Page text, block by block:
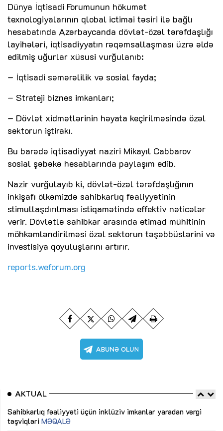
Dünya İqtisadi Forumunun hökumət
texnologiyalarının qlobal ictimai təsiri ilə bağlı
hesabatında Azərbaycanda dövlət-özəl tərəfdaşlığı
layihələri, iqtisadiyyatın rəqəmsallaşması üzrə əldə
edilmiş uğurlar xüsusi vurğulanıb:
– İqtisadi səmərəlilik və sosial fayda;
– Strateji biznes imkanları;
– Dövlət xidmətlərinin həyata keçirilməsində özəl
sektorun iştirakı.
Bu barədə iqtisadiyyat naziri Mikayıl Cabbarov
sosial şəbəkə hesablarında paylaşım edib.
Nazir vurğulayıb ki, dövlət-özəl tərəfdaşlığının
inkişafı ölkəmizdə sahibkarlıq fəaliyyətinin
stimullaşdırılması istiqamətində effektiv nəticələr
verir. Dövlətlə sahibkar arasında etimad mühitinin
möhkəmləndirilməsi özəl sektorun təşəbbüslərini və
investisiya qoyuluşlarını artırır.
reports.weforum.org
AKTUAL
Sahibkarlıq fəaliyyəti üçün inklüziv imkanlar yaradan vergi
təşviqləri MƏQALƏ